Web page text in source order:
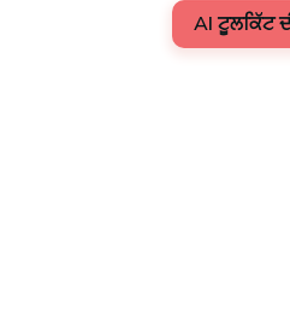
AI ਟੂਲਕਿੱਟ